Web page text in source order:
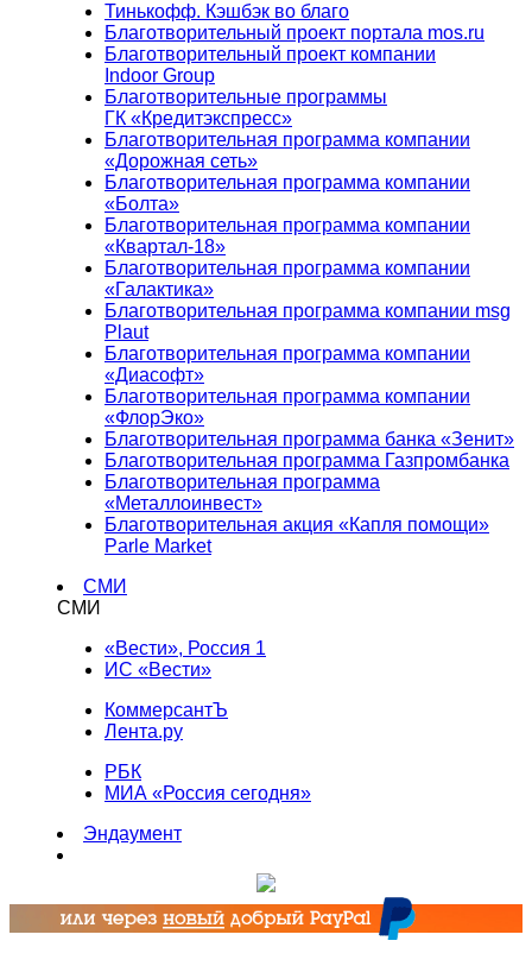
Тинькофф. Кэшбэк во благо
Благотворительный проект портала mos.ru
Благотворительный проект компании
Indoor Group
Благотворительные программы
ГК «Кредитэкспресс»
Благотворительная программа компании
«Дорожная сеть»
Благотворительная программа компании
«Болта»
Благотворительная программа компании
«Квартал-18»
Благотворительная программа компании
«Галактика»
Благотворительная программа компании msg
Plaut
Благотворительная программа компании
«Диасофт»
Благотворительная программа компании
«ФлорЭко»
Благотворительная программа банка «Зенит»
Благотворительная программа Газпромбанка
Благотворительная программа
«Металлоинвест»
Благотворительная акция «Капля помощи»
Parle Market
СМИ
СМИ
«Вести», Россия 1
ИС «Вести»
КоммерсантЪ
Лента.ру
РБК
МИА «Россия сегодня»
Эндаумент